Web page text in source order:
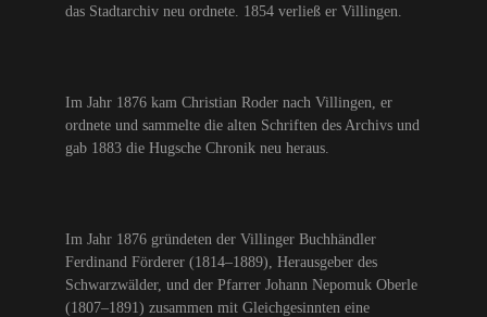
das Stadtarchiv neu ordnete. 1854 verließ er Villingen.
Im Jahr 1876 kam Christian Roder nach Villingen, er
ordnete und sammelte die alten Schriften des Archivs und
gab 1883 die Hugsche Chronik neu heraus.
Im Jahr 1876 gründeten der Villinger Buchhändler
Ferdinand Förderer (1814–1889), Herausgeber des
Schwarzwälder, und der Pfarrer Johann Nepomuk Oberle
(1807–1891) zusammen mit Gleichgesinnten eine